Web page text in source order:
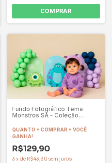
COMPRAR
Fundo Fotográfico Tema
Monstros SA - Coleção
QUANTO + COMPRAR + VOCÊ
GANHA!
R$129,90
3 x de R$43,30 sem juros